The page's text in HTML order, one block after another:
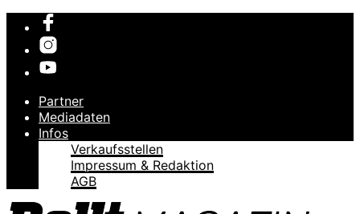
Partner
Mediadaten
Infos
Verkaufsstellen
Impressum & Redaktion
AGB